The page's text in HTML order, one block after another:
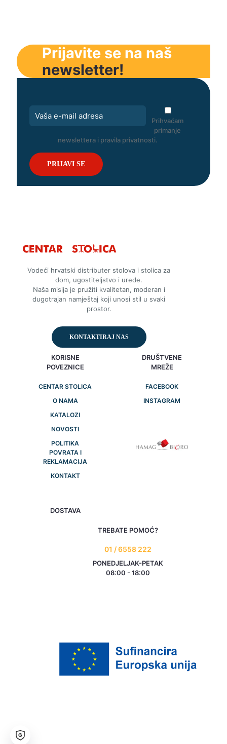
Prijavite se na naš
newsletter!
Prihvaćam
primanje
newslettera i pravila privatnosti.
Vodeći hrvatski distributer stolova i stolica za
dom, ugostiteljstvo i urede.
Naša misija je pružiti kvalitetan, moderan i
dugotrajan namještaj koji unosi stil u svaki
prostor.
KONTAKTIRAJ NAS
KORISNE
POVEZNICE
CENTAR STOLICA
O NAMA
KATALOZI
NOVOSTI
POLITIKA
POVRATA I
REKLAMACIJA
KONTAKT
DOSTAVA
DRUŠTVENE
MREŽE
FACEBOOK
INSTAGRAM
TREBATE POMOĆ?
01 / 6558 222
PONEDJELJAK-PETAK
08:00 - 18:00